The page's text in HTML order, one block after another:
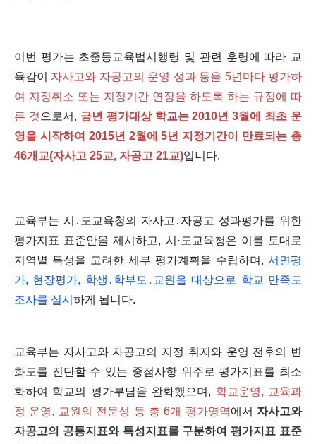
이번 평가는 초중등교육법시행령 및 관련 훈령에 따라 교
육감이 자사고와 자공고의 운영 성과 등을 5년마다 평가하
여 지정취소 또는 지정기간 연장을 하도록 하는 규정에 따
른 것 으로서, 금년 평가대상 학교는 2010년 3월에 최초 운
영을 시작하여 2015년 2월에 5년 지정기간이 만료되는 총
46개교(자사고 25교, 자공고 21교)입니다.
교육부는 시․도교육청의 자사고․자공고 성과평가를 위한
평가지표 표준안을 제시하고, 시·도교육청은 이를 토대로
지역별 특성을 고려한 세부 평가계획을 수립하며, 서면평
가, 현장평가, 학생․학부모․교원을 대상으로 학교 만족도
조사를 실시 하게 됩니다.
교육부는 자사고와 자공고의 지정 취지와 운영 전후의 변
화도를 진단할 수 있는 중점사항 위주로 평가지표를 최소
화하여 학교의 평가부담을 완화했으며, 학교운영, 교육과
정 운영, 교원의 전문성 등 총 6개 평가영역에서 자사고와
자공고의 공통지표와 특성지표를 구분하여 평가지표 표준